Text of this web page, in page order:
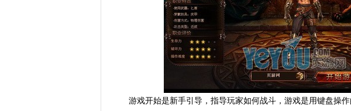
游戏开始是新手引导，指导玩家如何战斗，游戏是用键盘操